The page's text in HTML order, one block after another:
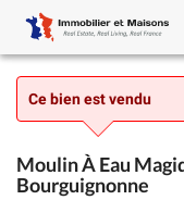
Ce bien est vendu
Moulin À Eau
Bourguignonne